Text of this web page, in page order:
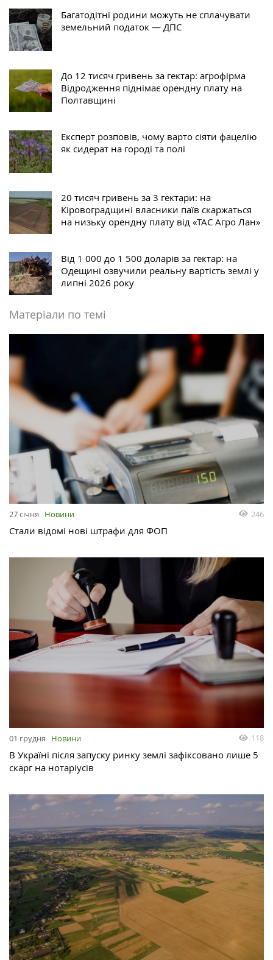
Багатодітні родини можуть не сплачувати
земельний податок — ДПС
До 12 тисяч гривень за гектар: агрофірма
Відродження піднімає орендну плату на
Полтавщині
Експерт розповів, чому варто сіяти фацелію
як сидерат на городі та полі
20 тисяч гривень за 3 гектари: на
Кіровоградщині власники паїв скаржаться
на низьку орендну плату від «ТАС Агро Лан»
Від 1 000 до 1 500 доларів за гектар: на
Одещині озвучили реальну вартість землі у
липні 2026 року
Матеріали по темі
27 січня Новини 246
Стали відомі нові штрафи для ФОП
01 грудня Новини 118
В Україні після запуску ринку землі зафіксовано лише 5
скарг на нотаріусів